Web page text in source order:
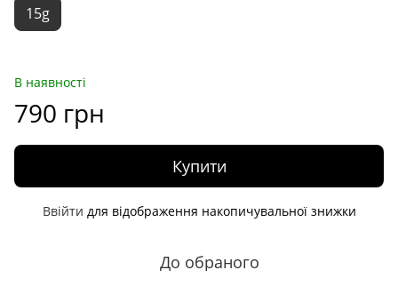
15g
В наявності
790 грн
Купити
Ввійти для відображення накопичувальної знижки
До обраного